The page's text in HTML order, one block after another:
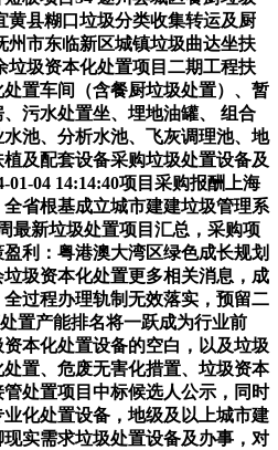
黄县糊口垃圾分类收集转运及厨
州市东临新区城镇垃圾曲达坐扶
垃圾资本化处置项目二期工程扶
置车间（含餐厨垃圾处置）、暂
污水处置坐、埋地油罐、 组合
池、分析水池、飞灰调理池、地
及配套设备采购垃圾处置设备及
01-04 14:14:40项目采购报酬上海
省根基成立城市建建垃圾管理系
最新垃圾处置项目汇总，采购项
利：粤港澳大湾区绿色成长规划
圾资本化处置更多相关消息，成
过程办理轨制无效落实，预留二
置产能排名将一跃成为行业前
本化处置设备的空白，以及垃圾
置、危废无害化措置、垃圾资本
处置项目中标候选人公示，同时
化处置设备，地级及以上城市建
实需求垃圾处置设备及办事，对